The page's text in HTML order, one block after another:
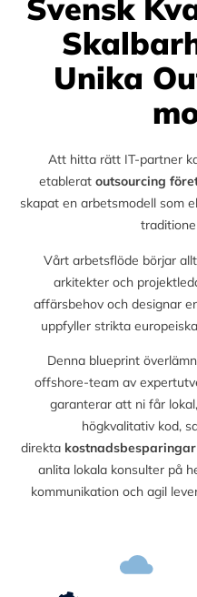
Svensk
Unika
Att hitta rätt IT-partner
etablerat outsourcing
skapat en arbetsmodell som
Vårt arbetsflöde börjar
arkitekter och
affärsbehov och designar
uppfyller strikta
Denna blueprint
offshore-team av
garanterar att ni får
högkvalitativ kod,
direkta
anlita lokala konsulter på
kommunikation och agil